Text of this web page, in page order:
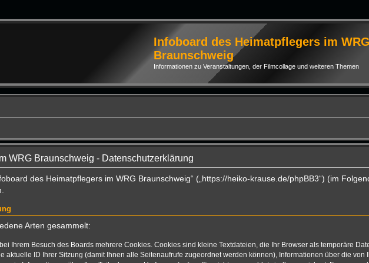
Infoboard des Heimatpflegers im WRG
Braunschweig
Informationen zu Veranstaltungen, der Filmcollage und weiteren Themen
WRG Braunschweig - Datenschutzerklärung
des Heimatpflegers im WRG Braunschweig“ („https://heiko-krause.de/phpBB3“) (im
Arten gesammelt:
Ihrem Besuch des Boards mehrere Cookies. Cookies sind kleine Textdateien, die Ihr Browser als temporäre
aktuelle ID Ihrer Sitzung (damit Ihnen alle Seitenaufrufe zugeordnet werden können), Informationen über die